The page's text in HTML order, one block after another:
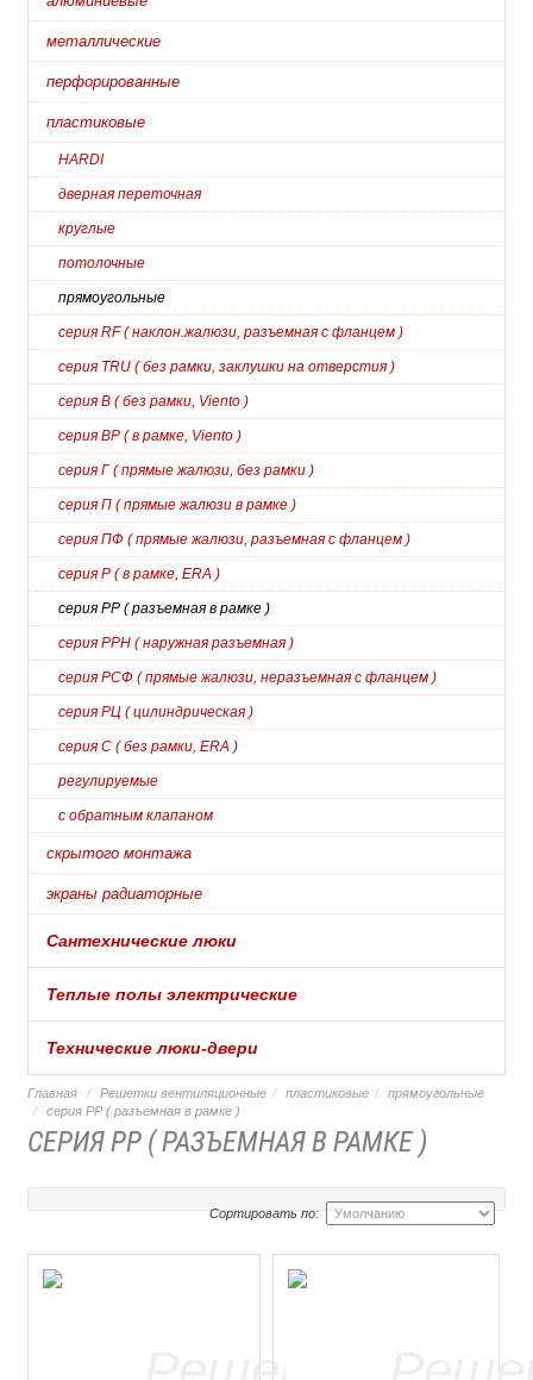
металлические
перфорированные
пластиковые
HARDI
дверная переточная
круглые
потолочные
прямоугольные
серия RF ( наклон.жалюзи, разъемная с фланцем )
серия TRU ( без рамки, заклушки на отверстия )
серия В ( без рамки, Viento )
серия ВР ( в рамке, Viento )
серия Г ( прямые жалюзи, без рамки )
серия П ( прямые жалюзи в рамке )
серия ПФ ( прямые жалюзи, разъемная с фланцем )
серия Р ( в рамке, ERA )
серия РР ( разъемная в рамке )
серия РРН ( наружная разъемная )
серия РСФ ( прямые жалюзи, неразъемная с фланцем )
серия РЦ ( цилиндрическая )
серия С ( без рамки, ERA )
регулируемые
с обратным клапаном
скрытого монтажа
экраны радиаторные
Сантехнические люки
Теплые полы электрические
Технические люки-двери
Главная Решетки вентиляционные пластиковые
прямоугольные
серия РР ( разъемная в рамке )
СЕРИЯ РР ( РАЗЪЕМНАЯ В РАМКЕ )
Сортировать по: